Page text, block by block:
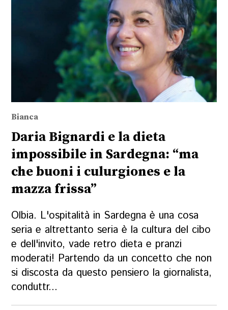
Bianca
Daria Bignardi e la dieta
impossibile in Sardegna: “ma
che buoni i culurgiones e la
mazza frissa”
Olbia. L'ospitalità in Sardegna è una cosa
seria e altrettanto seria è la cultura del cibo
e dell'invito, vade retro dieta e pranzi
moderati! Partendo da un concetto che non
si discosta da questo pensiero la giornalista,
conduttr...